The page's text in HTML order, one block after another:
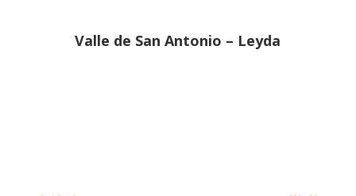
Valle de San Antonio – Leyda